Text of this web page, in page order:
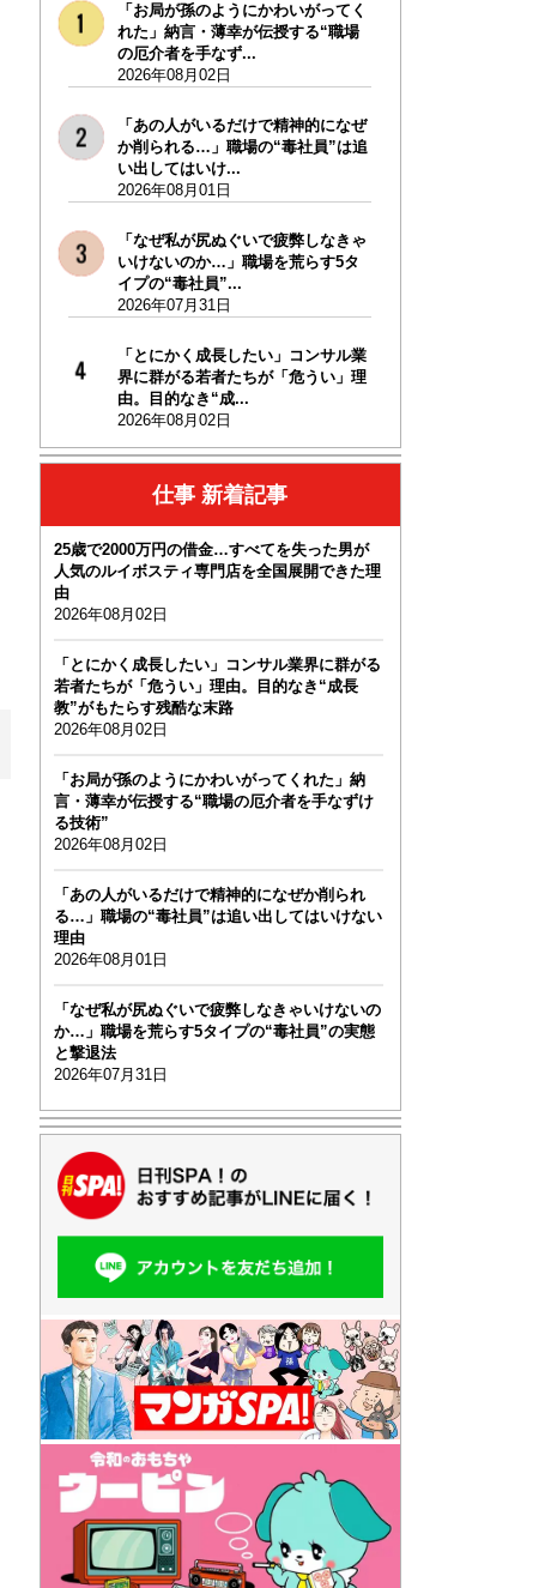
「お局が孫のようにかわいがってく
れた」納言・薄幸が伝授する“職場
の厄介者を手なず...
2026年08月02日
「あの人がいるだけで精神的になぜ
か削られる…」職場の“毒社員”は追
い出してはいけ...
2026年08月01日
「なぜ私が尻ぬぐいで疲弊しなきゃ
いけないのか…」職場を荒らす5タ
イプの“毒社員”...
2026年07月31日
「とにかく成長したい」コンサル業
界に群がる若者たちが「危うい」理
由。目的なき“成...
2026年08月02日
仕事 新着記事
25歳で2000万円の借金…すべてを失った男が
人気のルイボスティ専門店を全国展開できた理
由
2026年08月02日
「とにかく成長したい」コンサル業界に群がる
若者たちが「危うい」理由。目的なき“成長
教”がもたらす残酷な末路
2026年08月02日
「お局が孫のようにかわいがってくれた」納
言・薄幸が伝授する“職場の厄介者を手なずけ
る技術”
2026年08月02日
「あの人がいるだけで精神的になぜか削られ
る…」職場の“毒社員”は追い出してはいけない
理由
2026年08月01日
「なぜ私が尻ぬぐいで疲弊しなきゃいけないの
か…」職場を荒らす5タイプの“毒社員”の実態
と撃退法
2026年07月31日